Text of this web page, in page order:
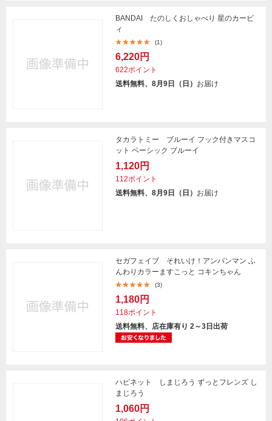
BANDAI たのしくおしゃべり 星のカービ
ィ
(1)
6,220円
622ポイント
送料無料、8月9日（日） お届け
タカラトミー ブルーイ フック付きマスコ
ット ベーシック ブルーイ
1,120円
112ポイント
送料無料、8月9日（日） お届け
セガフェイブ それいけ！アンパンマン ふ
んわりカラーますこっと コキンちゃん
(3)
1,180円
118ポイント
送料無料、店在庫有り 2～3日出荷
ハピネット しまじろう ずっとフレンズ し
まじろう
1,060円